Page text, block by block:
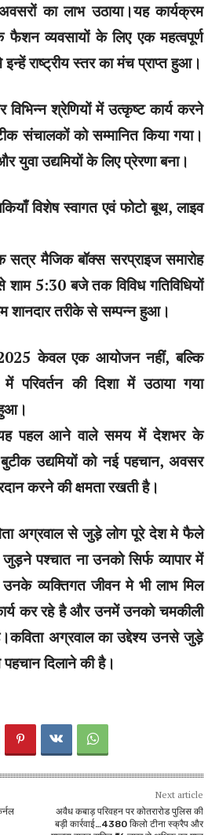
का लाभ उठाया।यह कार्यक्रम
व्यवसायों के लिए एक महत्वपूर्ण
राष्ट्रीय स्तर का मंच प्राप्त हुआ।
श्रेणियों में उत्कृष्ट कार्य करने
संचालकों को सम्मानित किया गया।
युवा उद्यमियों के लिए प्रेरणा बना।
विशेष स्वागत एवं फोटो बूथ, लाइव
मैजिक बॉक्स सरप्राइज समारोह
5:30 बजे तक विविध गतिविधियों
शानदार तरीके से सम्पन्न हुआ।
केवल एक आयोजन नहीं, बल्कि
परिवर्तन की दिशा में उठाया गया
यह पहल आने वाले समय में देशभर के
उद्यमियों को नई पहचान, अवसर
करने की क्षमता रखती है।
अग्रवाल से जुड़े लोग पूरे देश मे फैले
पश्चात ना उनको सिर्फ व्यापार में
उनके व्यक्तिगत जीवन मे भी लाभ मिल
कर रहे है और उनमें उनको चमकीली
अग्रवाल का उद्देश्य उनसे जुड़े
दिलाने की है।
Next article
अवैध कबाड़ परिवहन पर कोतरारोड पुलिस की
बड़ी कार्रवाई…4380 किलो टीना स्क्रैप और